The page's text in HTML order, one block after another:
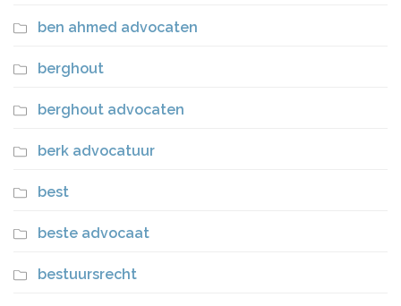
ben ahmed advocaten
berghout
berghout advocaten
berk advocatuur
best
beste advocaat
bestuursrecht